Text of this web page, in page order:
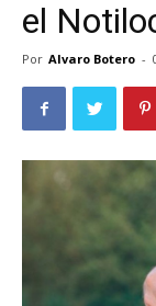
el
Por Alvaro Botero -